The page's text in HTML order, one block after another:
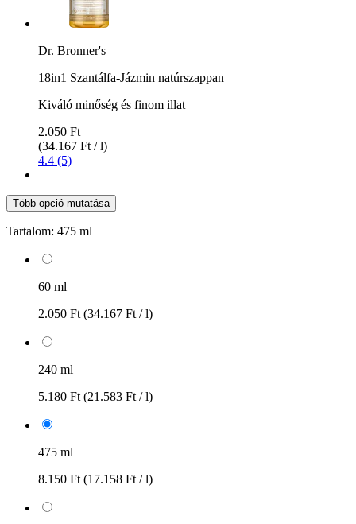
Dr. Bronner's
18in1 Szantálfa-Jázmin natúrszappan
Kiváló minőség és finom illat
2.050 Ft
(34.167 Ft / l)
4.4 (5)
Több opció mutatása
Tartalom: 475 ml
60 ml
2.050 Ft (34.167 Ft / l)
240 ml
5.180 Ft (21.583 Ft / l)
475 ml
8.150 Ft (17.158 Ft / l)